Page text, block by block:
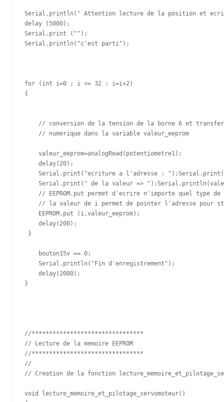
Serial.println(" Attention lecture de la position et
delay (5000);
Serial.print ("");
Serial.println("c'est parti");
for (int i=0 ; i <= 32 ; i=i+2)
{
// conversion de la tension de la borne 6 et
    // numerique dans la variable valeur_eeprom
    valeur_eeprom=analogRead(potentiometre1);
    delay(20);
Serial.print("ecriture a l'adresse :
Serial.print(" de la valeur =>
// EEPROM.put permet d'ecrire n'importe quel type
// la valeur de i permet de pointer l'adresse pour
    EEPROM.put (i,valeur_eeprom);
    delay(200);
}
    bouton15v == 0;
    Serial.println("Fin d'enregistrement");
    delay(2000);
}
//********************************
// Lecture de la memoire EEPROM
//********************************
//
// Creation de la fonction
void lecture_memoire_et_pilotage_servomoteur()